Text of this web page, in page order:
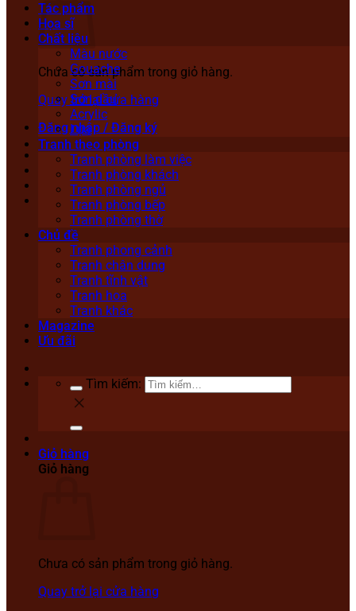
Chưa có sản phẩm trong giỏ hàng.
Quay trở lại cửa hàng
Đăng nhập / Đăng ký
Tác phẩm
Họa sĩ
Chất liệu
Màu nước
Gouache
Sơn mài
Sơn dầu
Acrylic
Lụa
Tranh theo phòng
Tranh phòng làm việc
Tranh phòng khách
Tranh phòng ngủ
Tranh phòng bếp
Tranh phòng thờ
Chủ đề
Tranh phong cảnh
Tranh chân dung
Tranh tĩnh vật
Tranh hoa
Tranh khác
Magazine
Ưu đãi
Tìm kiếm:
Giỏ hàng
Giỏ hàng
Chưa có sản phẩm trong giỏ hàng.
Quay trở lại cửa hàng